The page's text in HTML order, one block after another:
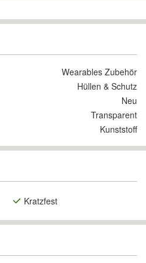
Wearables Zubehör
Hüllen & Schutz
Neu
Transparent
Kunststoff
Kratzfest